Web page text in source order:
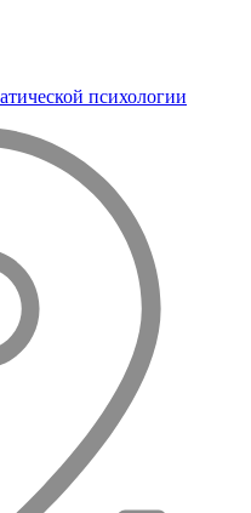
психологии